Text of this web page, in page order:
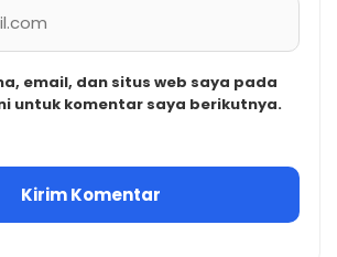
email, dan situs web saya pada
untuk komentar saya berikutnya.